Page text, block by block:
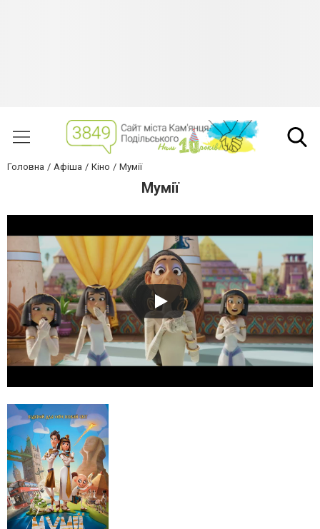
Головна Афіша Кіно Мумії
Мумії